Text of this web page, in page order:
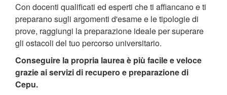
Con docenti qualificati ed esperti che ti affiancano e ti
preparano sugli argomenti d'esame e le tipologie di
prove, raggiungi la preparazione ideale per superare
gli ostacoli del tuo percorso universitario.
Conseguire la propria laurea è più facile e veloce
grazie ai servizi di recupero e preparazione di
Cepu.